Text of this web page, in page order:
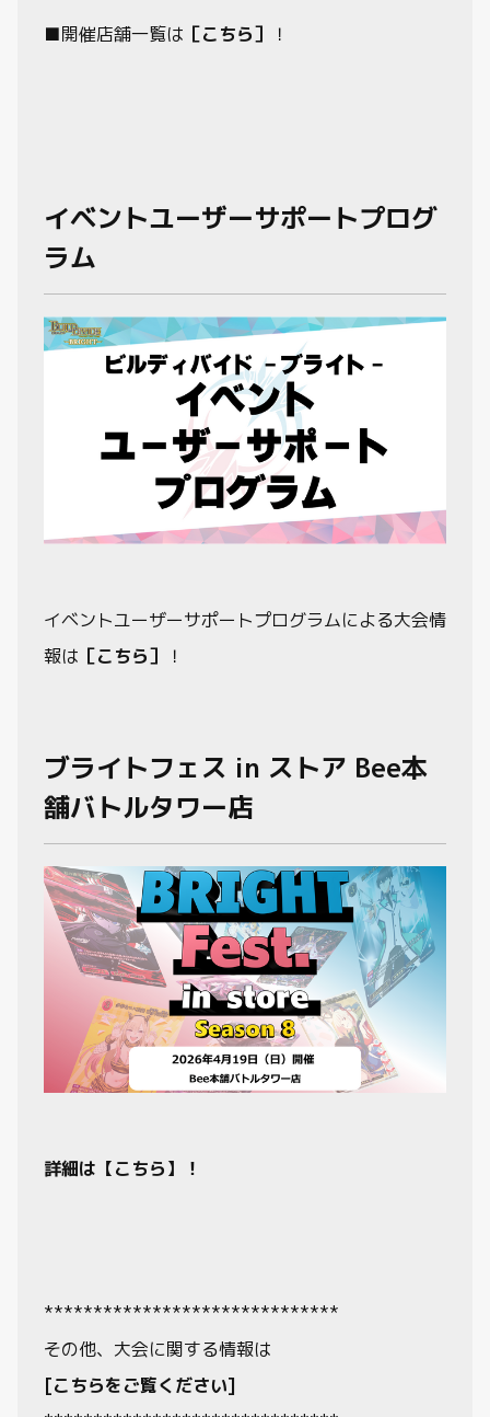
■開催店舗一覧は ［こちら］ ！
イベントユーザーサポートプログ
ラム
イベントユーザーサポートプログラムによる大会情
報は ［こちら］ ！
ブライトフェス in ストア Bee本
舗バトルタワー店
詳細は【こちら】！
******************************
その他、大会に関する情報は
[こちらをご覧ください]